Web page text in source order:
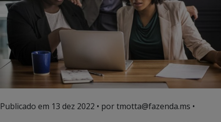
Publicado em 13 dez 2022 • por tmotta@fazenda.ms •